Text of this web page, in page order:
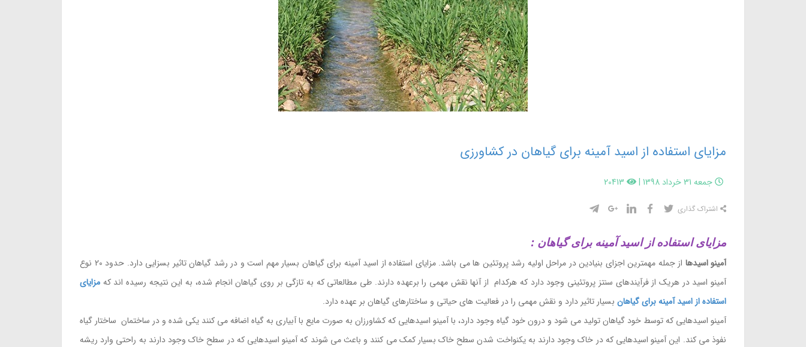
مزایای استفاده از اسید آمینه برای گیاهان در کشاورزی
جمعه 31 خرداد 1398 |
20413
اشتراک گذاری
مزایای استفاده از اسید آمینه برای گیاهان :
آمینو اسیدها
از جمله مهمترین اجزای بنیادین در مراحل اولیه رشد پروتئین ها می باشد. مزایای استفاده از اسید آمینه برای گیاهان بسیار مهم است و در رشد گیاهان تاثیر بسزایی دارد. حدود 20 نوع
آمینو اسید در هریک از فرآیندهای سنتز پروتئینی وجود دارد که هرکدام از آنها نقش مهمی را برعهده دارند. طی مطالعاتی که به تازگی بر روی گیاهان انجام شده، به این نتیجه رسیده اند که مزایای
استفاده از اسید آمینه برای گیاهان بسیار تاثیر دارد و نقش مهمی را در فعالیت های حیاتی و ساختارهای گیاهان بر عهده دارد.
آمینو اسیدهایی که توسط خود گیاهان تولید می شود و درون خود گیاه وجود دارد، با آمینو اسیدهایی که کشاورزان به صورت مایع با آبیاری به گیاه اضافه می کنند یکی شده و در ساختمان ساختار گیاه
نفوذ می کند. این آمینو اسیدهایی که در خاک وجود دارند به یکنواخت شدن سطح خاک بسیار کمک می کنند و باعث می شوند که آمینو اسیدهایی که در سطح خاک وجود دارند به راحتی وارد ریشه